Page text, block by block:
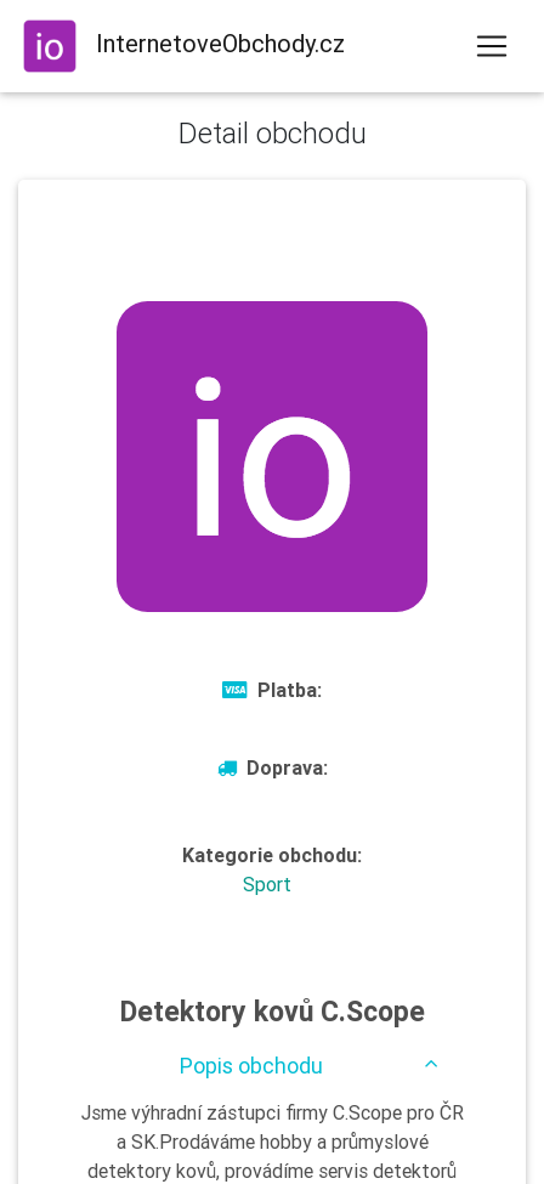
InternetoveObchody.cz
Detail obchodu
Platba:
Doprava:
Kategorie obchodu:
Sport
Detektory kovů C.Scope
Popis obchodu
Jsme výhradní zástupci firmy C.Scope pro ČR
a SK.Prodáváme hobby a průmyslové
detektory kovů, provádíme servis detektorů